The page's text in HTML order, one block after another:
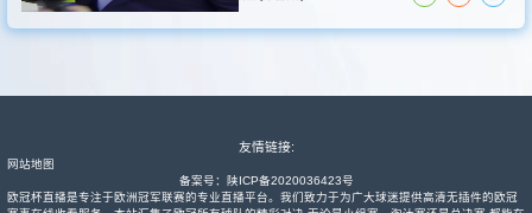
友情链接:
网站地图
备案号：
陕ICP备2020036423号
欧冠杯直播是专注于欧洲冠军联赛的专业直播平台。我们致力于为广大球迷提供高清无插件的欧冠